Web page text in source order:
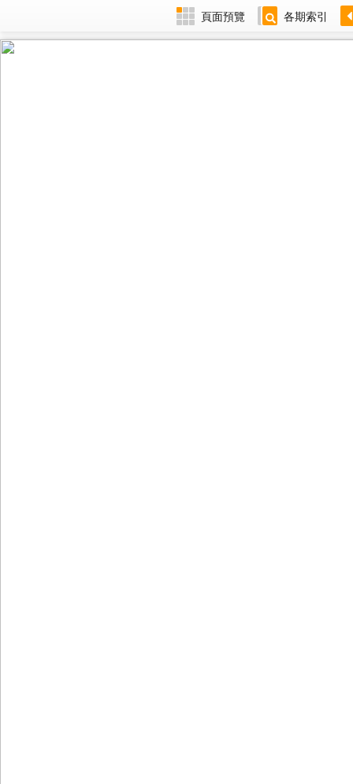
頁面預覽 各期索引